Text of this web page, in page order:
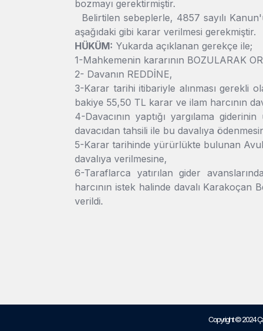
bozmayı gerektirmiştir.
Belirtilen sebeplerle, 4857 sayılı
aşağıdaki gibi karar verilmesi gerekmiştir.
HÜKÜM: Yukarda açıklanan gerekçe ile;
1-Mahkemenin kararının BOZULARAK
2- Davanın REDDİNE,
3-Karar tarihi itibariyle alınması gerekli
bakiye 55,50 TL karar ve ilam harcının
4-Davacının yaptığı yargılama
davacıdan tahsili ile bu davalıya
5-Karar tarihinde yürürlükte bulunan
davalıya verilmesine,
6-Taraflarca yatırılan gider
harcının istek halinde davalı Karakoçan
verildi.
Copyright © 2024